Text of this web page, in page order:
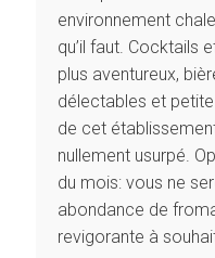
environnement
qu’il faut. Cocktails
plus aventureux,
délectables et
de cet
nullement usurpé.
du mois: vous ne
abondance de
revigorante à